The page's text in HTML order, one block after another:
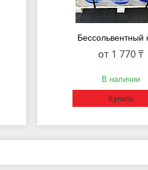
Бессольвентный
от 1 770 ₸
В наличии
Купить